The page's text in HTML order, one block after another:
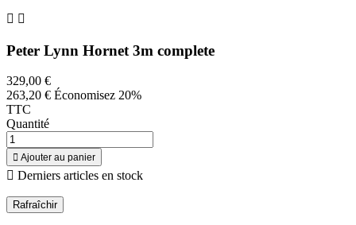
 
Peter Lynn Hornet 3m complete
329,00 €
263,20 € Économisez 20%
TTC
Quantité
 Ajouter au panier
 Derniers articles en stock